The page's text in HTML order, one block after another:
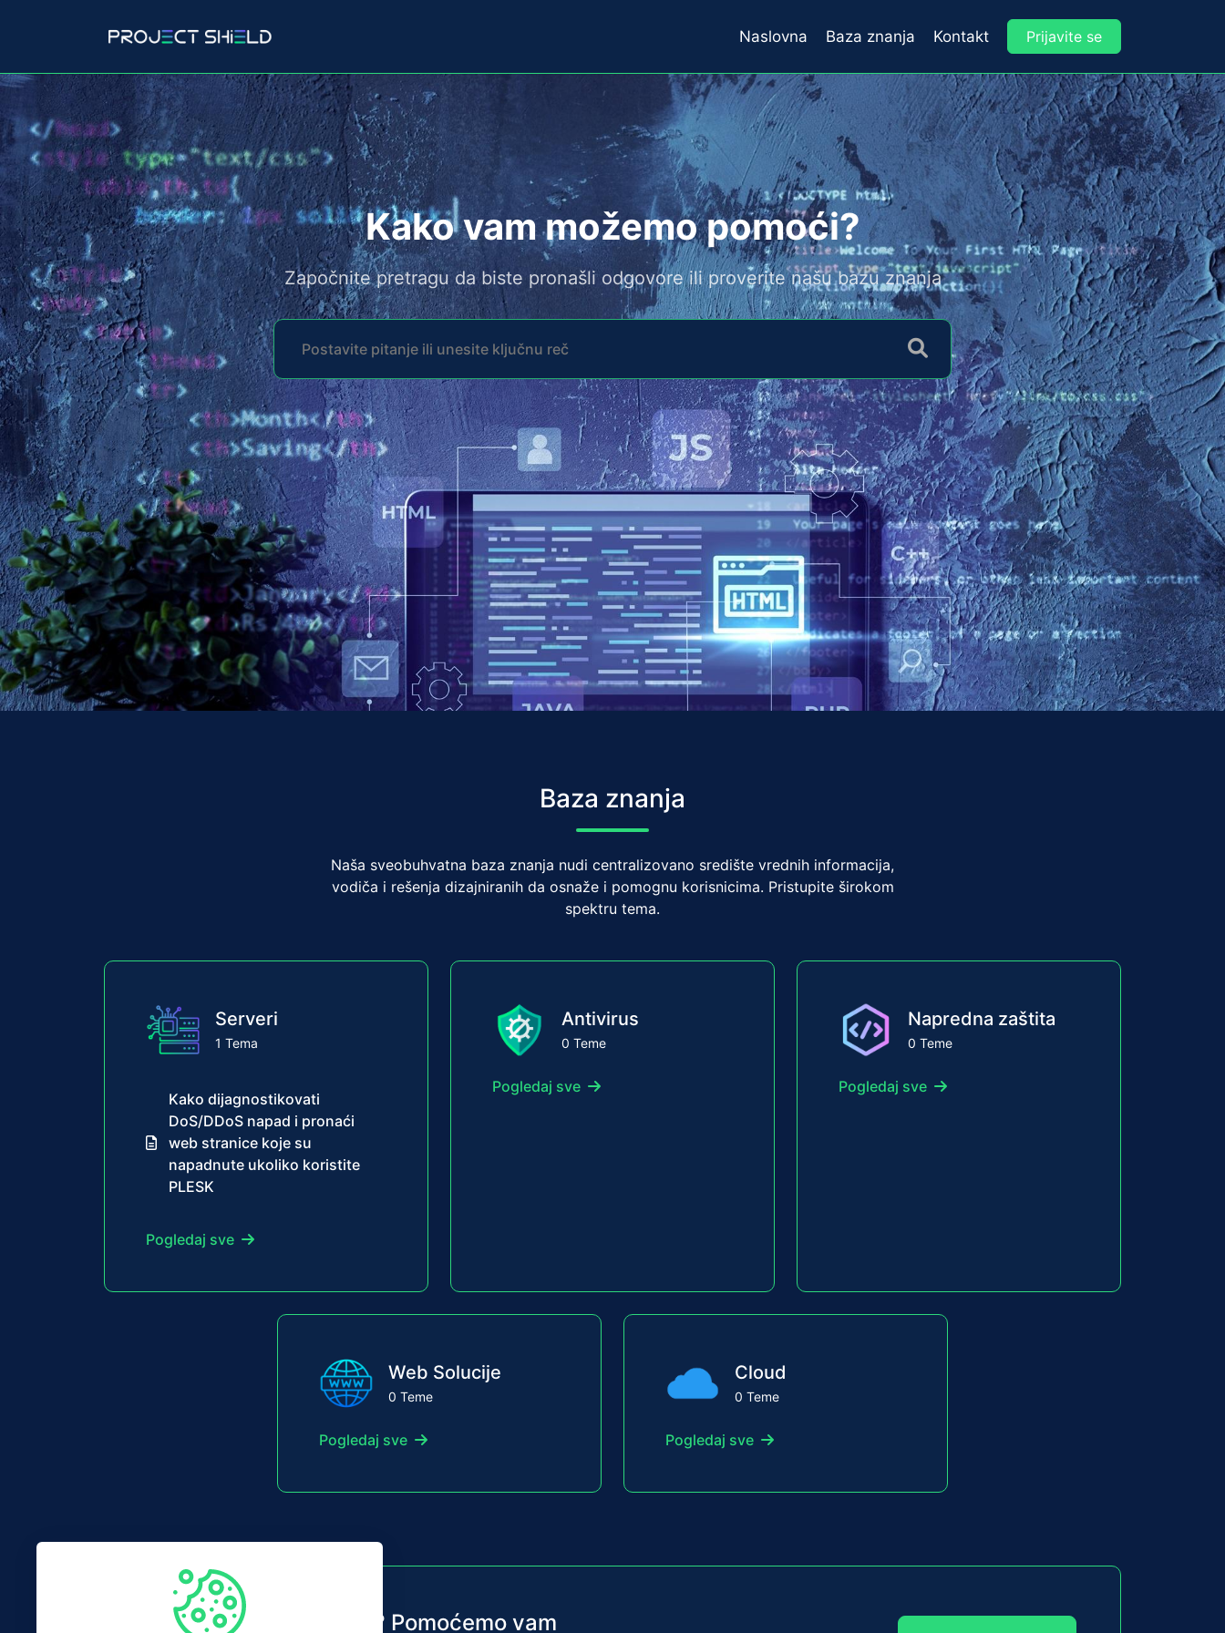
Naslovna Baza znanja Kontakt Prijavite se
Kako vam možemo pomoći?
Započnite pretragu da biste pronašli odgovore ili proverite našu bazu znanja
Baza znanja
Naša sveobuhvatna baza znanja nudi centralizovano središte vrednih informacija,
vodiča i rešenja dizajniranih da osnaže i pomognu korisnicima. Pristupite širokom
spektru tema.
Serveri
1 Tema
Kako dijagnostikovati
DoS/DDoS napad i pronaći
web stranice koje su
napadnute ukoliko koristite
PLESK
Pogledaj sve
Antivirus
0 Teme
Pogledaj sve
Napredna zaštita
0 Teme
Pogledaj sve
Web Solucije
0 Teme
Pogledaj sve
Cloud
0 Teme
Pogledaj sve
Niste pronašli rešenje? Pomoćemo vam